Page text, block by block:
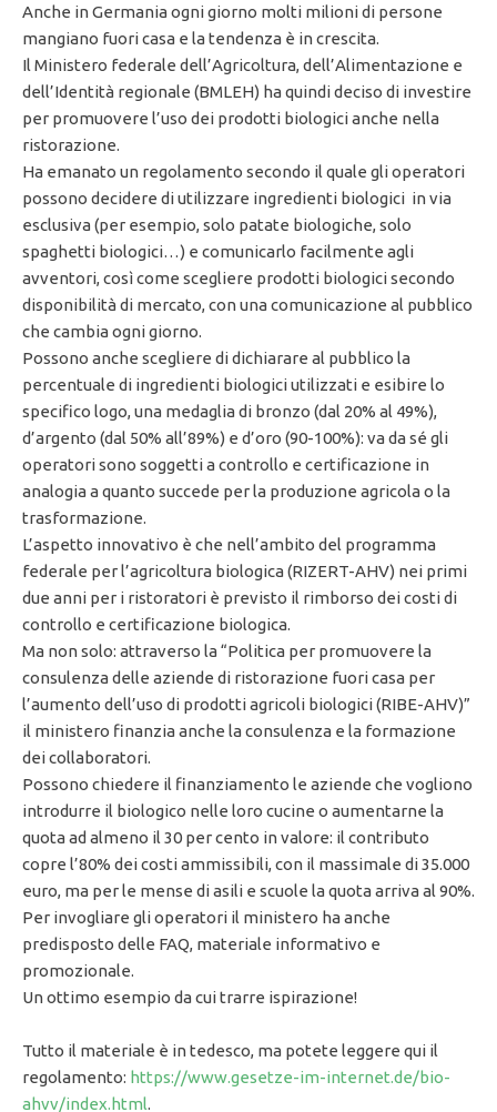
Anche in Germania ogni giorno molti milioni di persone
mangiano fuori casa e la tendenza è in crescita.
Il Ministero federale dell’Agricoltura, dell’Alimentazione e
dell’Identità regionale (BMLEH) ha quindi deciso di investire
per promuovere l’uso dei prodotti biologici anche nella
ristorazione.
Ha emanato un regolamento secondo il quale gli operatori
possono decidere di utilizzare ingredienti biologici in via
esclusiva (per esempio, solo patate biologiche, solo
spaghetti biologici…) e comunicarlo facilmente agli
avventori, così come scegliere prodotti biologici secondo
disponibilità di mercato, con una comunicazione al pubblico
che cambia ogni giorno.
Possono anche scegliere di dichiarare al pubblico la
percentuale di ingredienti biologici utilizzati e esibire lo
specifico logo, una medaglia di bronzo (dal 20% al 49%),
d’argento (dal 50% all’89%) e d’oro (90-100%): va da sé gli
operatori sono soggetti a controllo e certificazione in
analogia a quanto succede per la produzione agricola o la
trasformazione.
L’aspetto innovativo è che nell’ambito del programma
federale per l’agricoltura biologica (RIZERT-AHV) nei primi
due anni per i ristoratori è previsto il rimborso dei costi di
controllo e certificazione biologica.
Ma non solo: attraverso la “Politica per promuovere la
consulenza delle aziende di ristorazione fuori casa per
l’aumento dell’uso di prodotti agricoli biologici (RIBE-AHV)”
il ministero finanzia anche la consulenza e la formazione
dei collaboratori.
Possono chiedere il finanziamento le aziende che vogliono
introdurre il biologico nelle loro cucine o aumentarne la
quota ad almeno il 30 per cento in valore: il contributo
copre l’80% dei costi ammissibili, con il massimale di 35.000
euro, ma per le mense di asili e scuole la quota arriva al 90%.
Per invogliare gli operatori il ministero ha anche
predisposto delle FAQ, materiale informativo e
promozionale.
Un ottimo esempio da cui trarre ispirazione!
Tutto il materiale è in tedesco, ma potete leggere qui il
regolamento: https://www.gesetze-im-internet.de/bio-
ahvv/index.html.